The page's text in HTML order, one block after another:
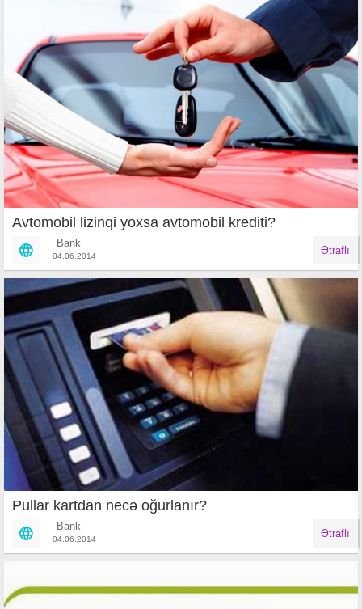
Avtomobil lizinqi yoxsa avtomobil krediti?
Bank
04.06.2014 Ətraflı
Pullar kartdan necə oğurlanır?
Bank
04.06.2014 Ətraflı